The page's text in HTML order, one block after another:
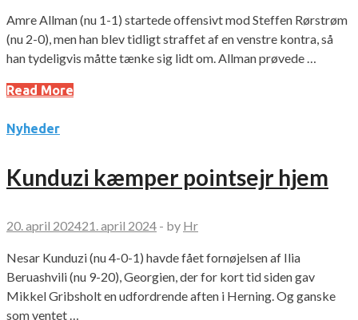
Amre Allman (nu 1-1) startede offensivt mod Steffen Rørstrøm
(nu 2-0), men han blev tidligt straffet af en venstre kontra, så
han tydeligvis måtte tænke sig lidt om. Allman prøvede …
Read More
Nyheder
Kunduzi kæmper pointsejr hjem
20. april 202421. april 2024 - by Hr
Nesar Kunduzi (nu 4-0-1) havde fået fornøjelsen af Ilia
Beruashvili (nu 9-20), Georgien, der for kort tid siden gav
Mikkel Gribsholt en udfordrende aften i Herning. Og ganske
som ventet …